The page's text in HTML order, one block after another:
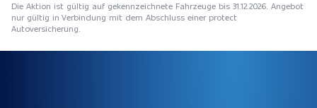
Die Aktion ist gültig auf gekennzeichnete Fahrzeuge bis 31.12.2026. Angebot
nur gültig in Verbindung mit dem Abschluss einer protect
Autoversicherung.